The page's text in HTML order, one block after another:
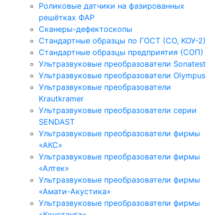
Роликовые датчики на фазированных
решётках ФАР
Сканеры-дефектоскопы
Стандартные образцы по ГОСТ (СО, КОУ-2)
Стандартные образцы предприятия (СОП)
Ультразвуковые преобразователи Sonatest
Ультразвуковые преобразователи Olympus
Ультразвуковые преобразователи
Krautkramer
Ультразвуковые преобразователи серии
SENDAST
Ультразвуковые преобразователи фирмы
«АКС»
Ультразвуковые преобразователи фирмы
«Алтек»
Ультразвуковые преобразователи фирмы
«Амати-Акустика»
Ультразвуковые преобразователи фирмы